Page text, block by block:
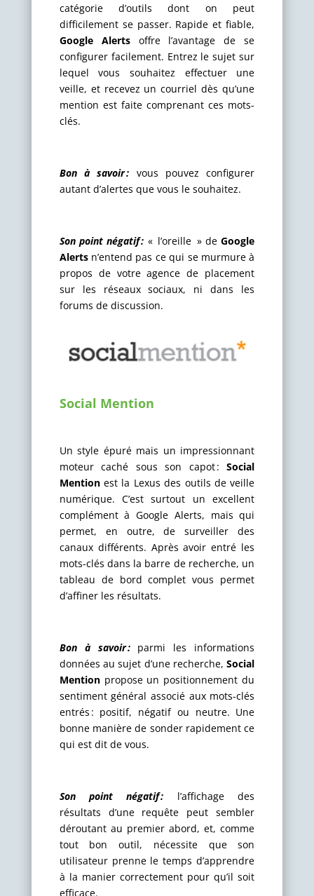
catégorie d’outils dont on peut
difficilement se passer. Rapide et fiable,
Google Alertsoffre l’avantage de se
configurer facilement. Entrez le sujet sur
lequel vous souhaitez effectuer une
veille, et recevez un courriel dès qu’une
mention est faite comprenant ces mots-
clés.
Bon à savoir : vous pouvez configurer
autant d’alertes que vous le souhaitez.
Son point négatif : « l’oreille » deGoogle
Alertsn’entend pas ce qui se murmure à
propos de votre agence de placement
sur les réseaux sociaux, ni dans les
forums de discussion.
Social Mention
Un style épuré mais un impressionnant
moteur caché sous son capot :Social
Mentionest la Lexus des outils de veille
numérique. C’est surtout un excellent
complément à Google Alerts, mais qui
permet, en outre, de surveiller des
canaux différents. Après avoir entré les
mots-clés dans la barre de recherche, un
tableau de bord complet vous permet
d’affiner les résultats.
Bon à savoir :
parmi les informations
données au sujet d’une recherche,Social
Mentionpropose un positionnement du
sentiment général associé aux mots-clés
entrés : positif, négatif ou neutre. Une
bonne manière de sonder rapidement ce
qui est dit de vous.
Son point négatif :
l’affichage des
résultats d’une requête peut sembler
déroutant au premier abord, et, comme
tout bon outil, nécessite que son
utilisateur prenne le temps d’apprendre
à la manier correctement pour qu’il soit
efficace.